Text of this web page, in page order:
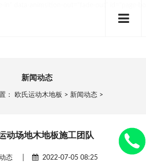
新闻动态
： 欧氏运动木地板 > 新闻动态 >
动场地木地板施工团队
态 2022-07-05 08:25